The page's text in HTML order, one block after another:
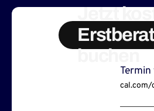
Jetzt
buchen
cal.com/